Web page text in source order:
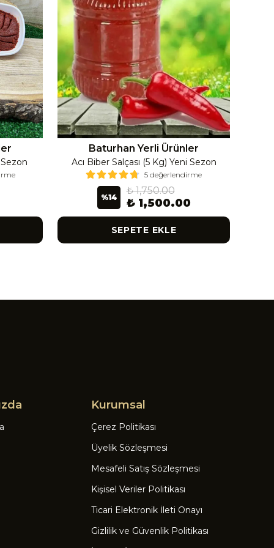
Sezon
Baturhan Yerli Ürünler
Acı Biber Salçası (5 Kg) Yeni Sezon
5 değerlendirme
%14
₺ 1,750.00
₺ 1,500.00
SEPETE EKLE
Kurumsal
Çerez Politikası
Üyelik Sözleşmesi
Mesafeli Satış Sözleşmesi
Kişisel Veriler Politikası
Ticari Elektronik İleti Onayı
Gizlilik ve Güvenlik Politikası